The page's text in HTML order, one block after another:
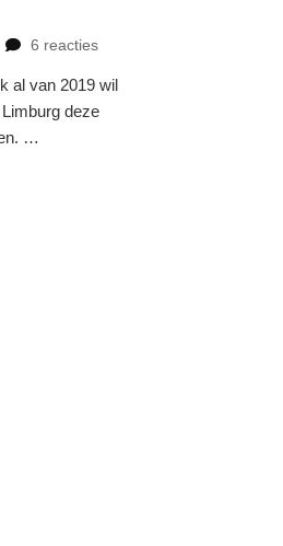
6 reactiesop
door
de
al van 2019 wil
deze
…